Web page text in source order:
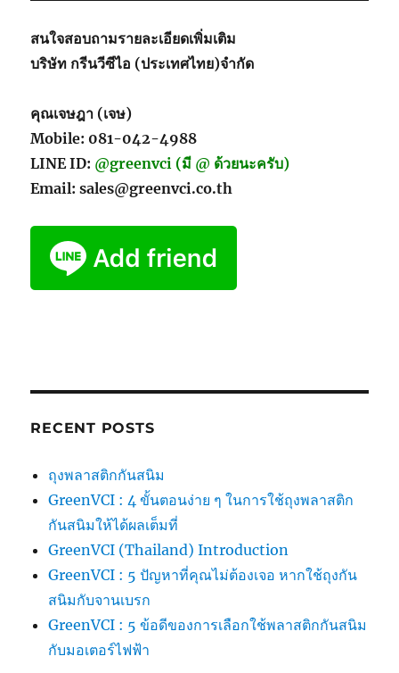
สนใจสอบถามรายละเอียดเพิ่มเติม
บริษัท กรีนวีซีไอ (ประเทศไทย)จำกัด
คุณเจษฎา (เจษ)
Mobile: 081-042-4988
LINE ID: @greenvci (มี @ ด้วยนะครับ)
Email: sales@greenvci.co.th
RECENT POSTS
ถุงพลาสติกกันสนิม
GreenVCI : 4 ขั้นตอนง่าย ๆ ในการใช้ถุงพลาสติก
กันสนิมให้ได้ผลเต็มที่
GreenVCI (Thailand) Introduction
GreenVCI : 5 ปัญหาที่คุณไม่ต้องเจอ หากใช้ถุงกัน
สนิมกับจานเบรก
GreenVCI : 5 ข้อดีของการเลือกใช้พลาสติกกันสนิม
กับมอเตอร์ไฟฟ้า